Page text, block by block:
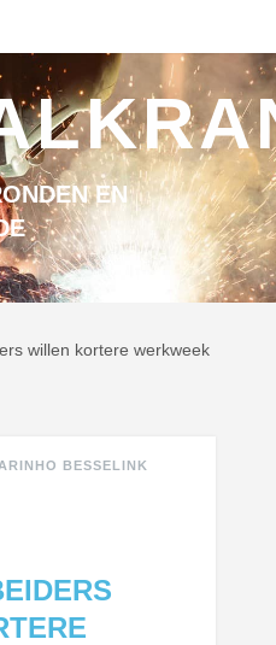
EN
willen kortere werkweek
BESSELINK